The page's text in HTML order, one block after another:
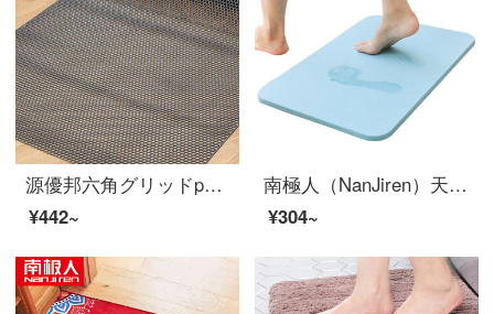
源優邦六角グリッドpvc浴室滑り止めマットプールシャワー室トイレのマットが透ける防水キッチンマット食堂果物野菜プラスチックトイレの滑り止めパッド六角灰色1.2メートル幅*1メートル長さ単価
¥442~
南極人（NanJiren）天然珪藻泥地にフロアマット、浴室滑り止めマット吸水速乾リビングトイレの入り口に家庭用マット青60*39 cm
¥304~